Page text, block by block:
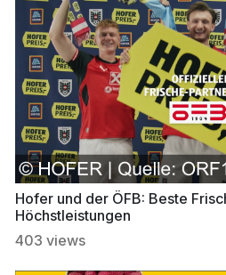
Hofer und der ÖFB: Beste
Höchstleistungen
403 views